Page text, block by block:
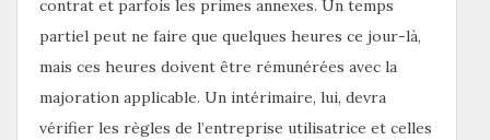
contrat et parfois les primes annexes. Un temps
partiel peut ne faire que quelques heures ce jour-là,
mais ces heures doivent être rémunérées avec la
majoration applicable. Un intérimaire, lui, devra
vérifier les règles de l’entreprise utilisatrice et celles